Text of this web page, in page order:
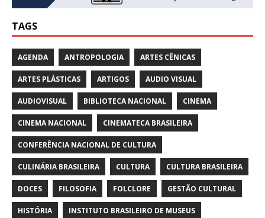
TAGS
AGENDA ANTROPOLOGIA ARTES CÊNICAS
ARTES PLÁSTICAS ARTIGOS AUDIO VISUAL
AUDIOVISUAL BIBLIOTECA NACIONAL CINEMA
CINEMA NACIONAL CINEMATECA BRASILEIRA
CONFERÊNCIA NACIONAL DE CULTURA
CULINÁRIA BRASILEIRA CULTURA CULTURA BRASILEIRA
DOCES FILOSOFIA FOLCLORE GESTÃO CULTURAL
HISTÓRIA INSTITUTO BRASILEIRO DE MUSEUS